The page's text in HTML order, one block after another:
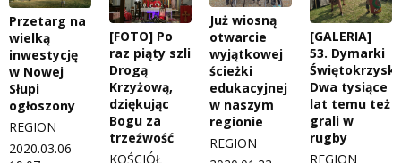
Przetarg na
wielką
inwestycję
w Nowej
Słupi
ogłoszony
REGION
2020.03.06
[FOTO] Po
raz piąty szli
Drogą
Krzyżową,
dziękując
Bogu za
trzeźwość
KOŚCIÓŁ
Już wiosną
otwarcie
wyjątkowej
ścieżki
edukacyjnej
w naszym
regionie
REGION
[GALERIA]
53. Dymarki
Dwa tysiące
lat temu też
grali w
rugby
REGION